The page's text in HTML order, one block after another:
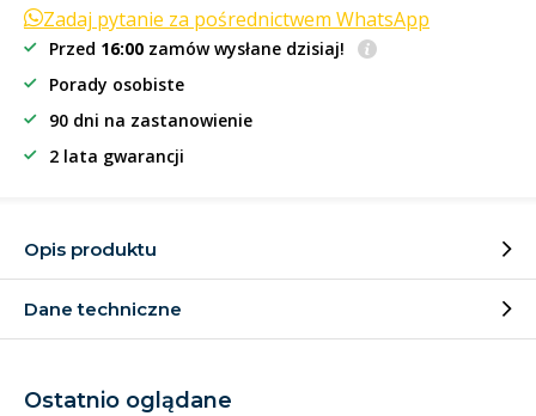
Zadaj pytanie za pośrednictwem WhatsApp
Przed 16:00 zamów wysłane dzisiaj!
Porady osobiste
90 dni na zastanowienie
2 lata gwarancji
Opis produktu
Dane techniczne
Ostatnio oglądane